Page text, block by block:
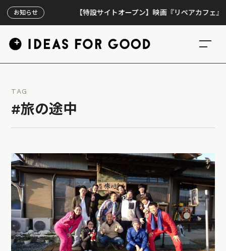
お知らせ 【特設サイトオープン】映画『リペアカフェ』、上
TAG
#旅の途中